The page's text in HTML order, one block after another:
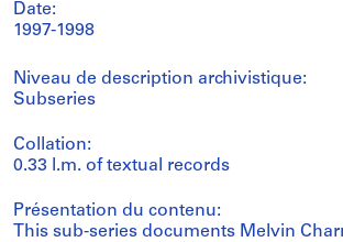
Date:
1997-1998
Niveau de description archivistique:
Subseries
Collation:
0.33 l.m. of textual records
Présentation du contenu:
This sub-series documents Melvin